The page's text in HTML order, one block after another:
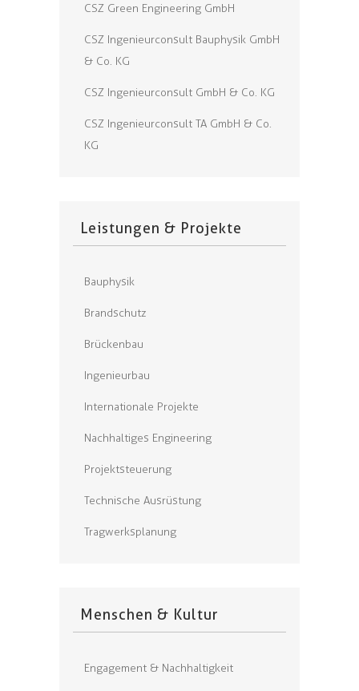
CSZ Green Engineering GmbH
CSZ Ingenieurconsult Bauphysik GmbH
& Co. KG
CSZ Ingenieurconsult GmbH & Co. KG
CSZ Ingenieurconsult TA GmbH & Co.
KG
Leistungen & Projekte
Bauphysik
Brandschutz
Brückenbau
Ingenieurbau
Internationale Projekte
Nachhaltiges Engineering
Projektsteuerung
Technische Ausrüstung
Tragwerksplanung
Menschen & Kultur
Engagement & Nachhaltigkeit